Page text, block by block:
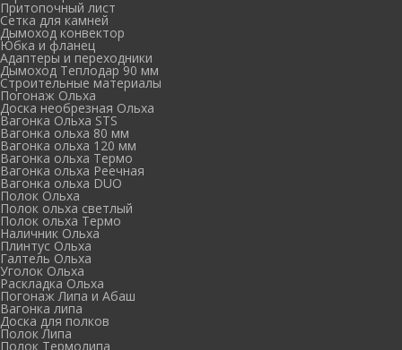
Притопочный лист
Сетка для камней
Дымоход конвектор
Юбка и фланец
Адаптеры и переходники
Дымоход Теплодар 90 мм
Cтроительные материалы
Погонаж Ольха
Доска необрезная Ольха
Вагонка Ольха STS
Вагонка ольха 80 мм
Вагонка ольха 120 мм
Вагонка ольха Термо
Вагонка ольха Реечная
Вагонка ольха DUO
Полок Ольха
Полок ольха светлый
Полок ольха Термо
Наличник Ольха
Плинтус Ольха
Галтель Ольха
Уголок Ольха
Раскладка Ольха
Погонаж Липа и Абаш
Вагонка липа
Доска для полков
Полок Липа
Полок Термолипа